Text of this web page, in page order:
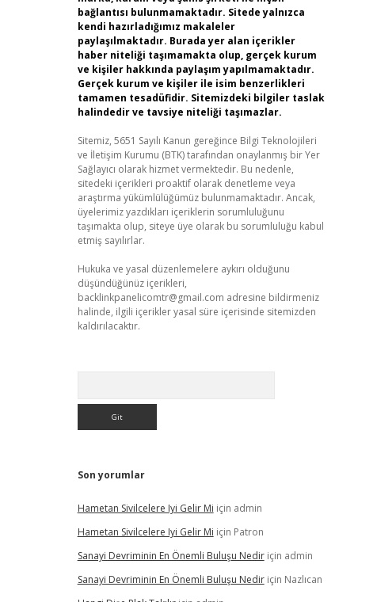
bağlantısı bulunmamaktadır. Sitede yalnızca
kendi hazırladığımız makaleler
paylaşılmaktadır. Burada yer alan içerikler
haber niteliği taşımamakta olup, gerçek kurum
ve kişiler hakkında paylaşım yapılmamaktadır.
Gerçek kurum ve kişiler ile isim benzerlikleri
tamamen tesadüfidir. Sitemizdeki bilgiler taslak
halindedir ve tavsiye niteliği taşımazlar.
Sitemiz, 5651 Sayılı Kanun gereğince Bilgi Teknolojileri
ve İletişim Kurumu (BTK) tarafından onaylanmış bir Yer
Sağlayıcı olarak hizmet vermektedir. Bu nedenle,
sitedeki içerikleri proaktif olarak denetleme veya
araştırma yükümlülüğümüz bulunmamaktadır. Ancak,
üyelerimiz yazdıkları içeriklerin sorumluluğunu
taşımakta olup, siteye üye olarak bu sorumluluğu kabul
etmiş sayılırlar.
Hukuka ve yasal düzenlemelere aykırı olduğunu
düşündüğünüz içerikleri,
backlinkpanelicomtr@gmail.com adresine bildirmeniz
halinde, ilgili içerikler yasal süre içerisinde sitemizden
kaldırılacaktır.
Son yorumlar
Hametan Sivilcelere Iyi Gelir Mi için admin
Hametan Sivilcelere Iyi Gelir Mi için Patron
Sanayi Devriminin En Önemli Buluşu Nediriçin admin
Sanayi Devriminin En Önemli Buluşu Nediriçin Nazlıcan